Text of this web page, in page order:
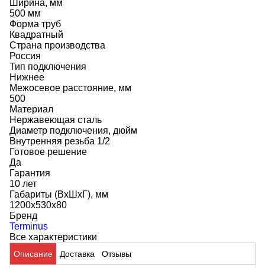
Ширина, мм
500 мм
Форма труб
Квадратный
Страна производства
Россия
Тип подключения
Нижнее
Межосевое расстояние, мм
500
Материал
Нержавеющая сталь
Диаметр подключения, дюйм
Внутренняя резьба 1/2
Готовое решение
Да
Гарантия
10 лет
Габариты (ВхШхГ), мм
1200х530х80
Бренд
Terminus
Все характеристики
Описание Доставка Отзывы